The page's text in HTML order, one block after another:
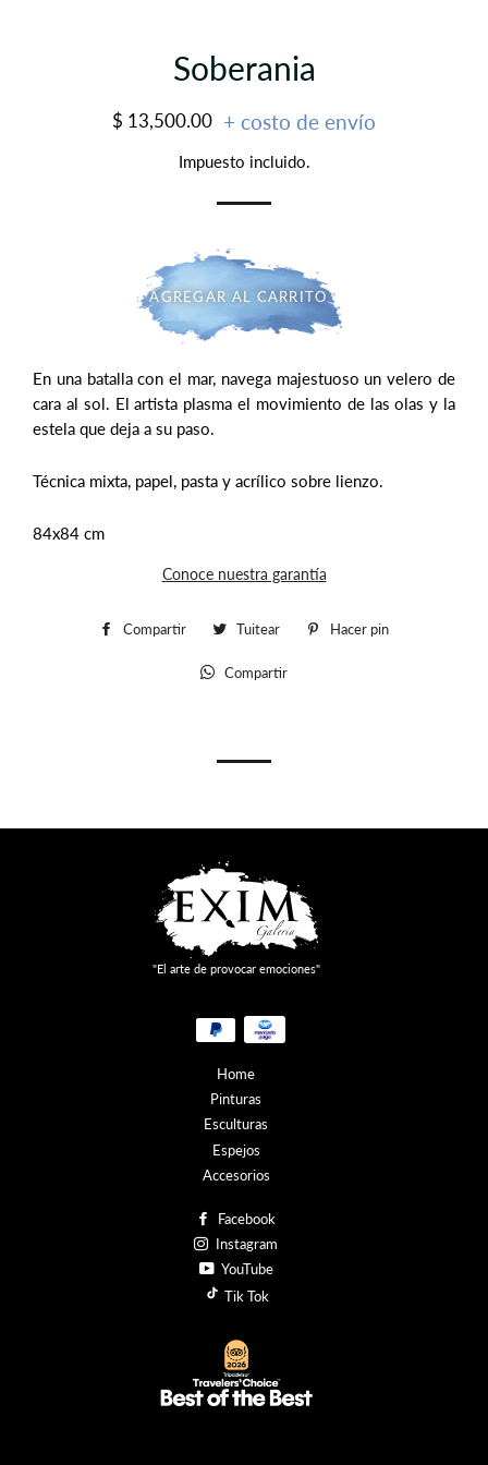
Soberania
Precio
Precio
$ 13,500.00 + costo de envío
Impuesto incluido.
AGREGAR AL CARRITO
En una batalla con el mar, navega majestuoso un velero de
cara al sol. El artista plasma el movimiento de las olas y la
estela que deja a su paso.
Técnica mixta, papel, pasta y acrílico sobre lienzo.
84x84 cm
Conoce nuestra garantía
Compartir
Compartir
en
Tuitear
TuitearHacer pin
Compartir
"El arte de provocar emociones"
Métodos
de
pago
Home
Pinturas
Esculturas
Espejos
Accesorios
Facebook
Instagram
YouTube
Tik Tok